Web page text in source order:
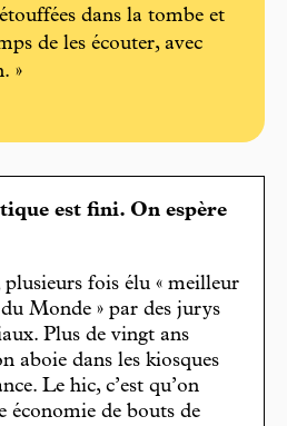
dans la tombe et
de les écouter, avec
»
est fini. On espère
fois élu « meilleur
Monde » par des jurys
Plus de vingt ans
aboie dans les kiosques
Le hic, c’est qu’on
économie de bouts de